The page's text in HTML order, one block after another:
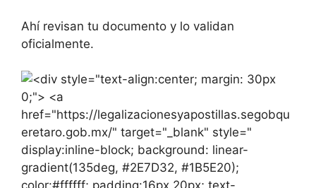
Ahí revisan tu documento y lo validan
oficialmente.